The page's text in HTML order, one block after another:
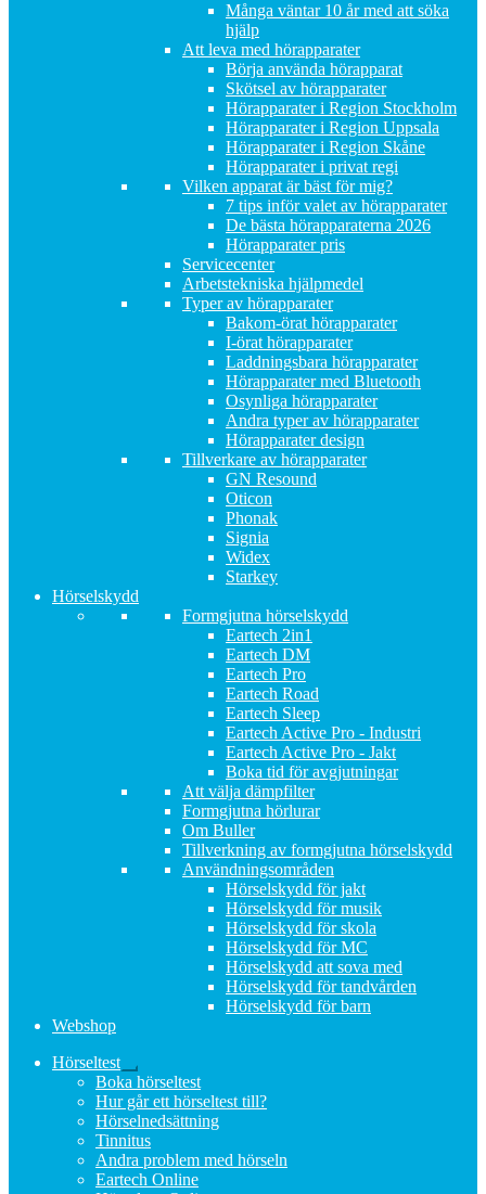
Många väntar 10 år med att söka
hjälp
Att leva med hörapparater
Börja använda hörapparat
Skötsel av hörapparater
Hörapparater i Region Stockholm
Hörapparater i Region Uppsala
Hörapparater i Region Skåne
Hörapparater i privat regi
Vilken apparat är bäst för mig?
7 tips inför valet av hörapparater
De bästa hörapparaterna 2026
Hörapparater pris
Servicecenter
Arbetstekniska hjälpmedel
Typer av hörapparater
Bakom-örat hörapparater
I-örat hörapparater
Laddningsbara hörapparater
Hörapparater med Bluetooth
Osynliga hörapparater
Andra typer av hörapparater
Hörapparater design
Tillverkare av hörapparater
GN Resound
Oticon
Phonak
Signia
Widex
Starkey
Hörselskydd
Formgjutna hörselskydd
Eartech 2in1
Eartech DM
Eartech Pro
Eartech Road
Eartech Sleep
Eartech Active Pro - Industri
Eartech Active Pro - Jakt
Boka tid för avgjutningar
Att välja dämpfilter
Formgjutna hörlurar
Om Buller
Tillverkning av formgjutna hörselskydd
Användningsområden
Hörselskydd för jakt
Hörselskydd för musik
Hörselskydd för skola
Hörselskydd för MC
Hörselskydd att sova med
Hörselskydd för tandvården
Hörselskydd för barn
Webshop
Hörseltest
Expandera
undermeny
Boka hörseltest
Hur går ett hörseltest till?
Hörselnedsättning
Tinnitus
Andra problem med hörseln
Eartech Online